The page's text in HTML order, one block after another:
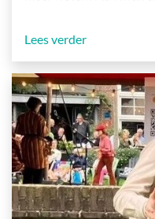
Lees verder